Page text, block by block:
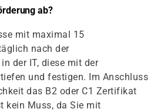
ab?
mit maximal 15
nach der
der IT, diese mit der
und festigen. Im Anschluss
das B2 oder C1 Zertifikat
kein Muss, da Sie mit